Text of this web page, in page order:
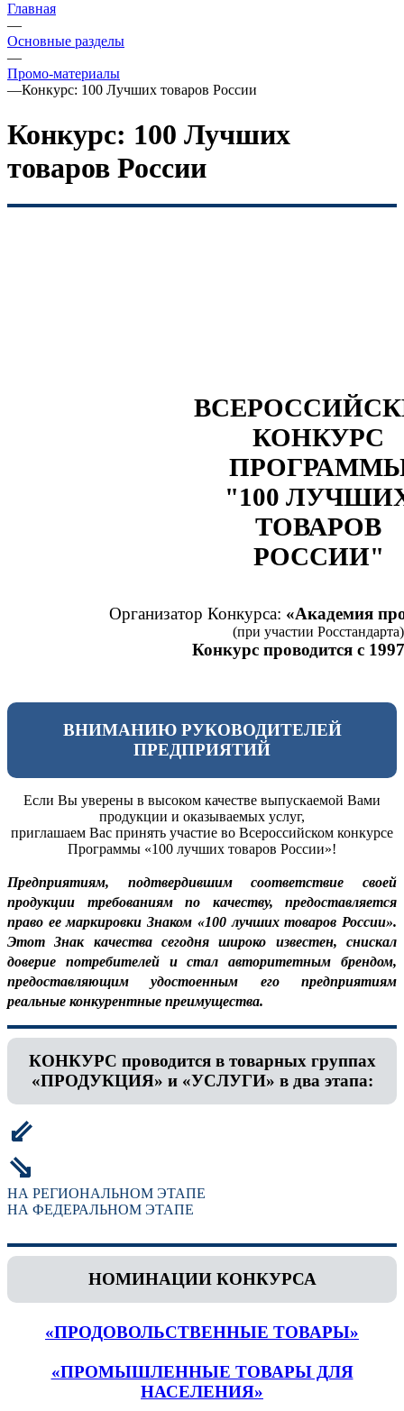
Главная
—
Основные разделы
—
Промо-материалы
—Конкурс: 100 Лучших товаров России
Конкурс: 100 Лучших
товаров России
КОНКУРС
"100
ТОВАРОВ
РОССИИ"
Организатор Конкурса: «Академия
(при участии Росстандарта)
Конкурс проводится с
ВНИМАНИЮ РУКОВОДИТЕЛЕЙ
ПРЕДПРИЯТИЙ
Если Вы уверены в высоком качестве выпускаемой Вами
продукции и оказываемых услуг,
приглашаем Вас принять участие во Всероссийском конкурсе
Программы «100 лучших товаров России»!
Предприятиям, подтвердившим соответствие своей
продукции требованиям по качеству, предоставляется
право ее маркировки Знаком «100 лучших товаров России».
Этот Знак качества сегодня широко известен, снискал
доверие потребителей и стал авторитетным брендом,
предоставляющим удостоенным его предприятиям
реальные конкурентные преимущества.
КОНКУРС проводится в товарных группах
«ПРОДУКЦИЯ» и «УСЛУГИ» в два этапа:
⇙
⇘
НА РЕГИОНАЛЬНОМ ЭТАПЕ
НА ФЕДЕРАЛЬНОМ ЭТАПЕ
НОМИНАЦИИ КОНКУРСА
«ПРОДОВОЛЬСТВЕННЫЕ ТОВАРЫ»
«ПРОМЫШЛЕННЫЕ ТОВАРЫ ДЛЯ
НАСЕЛЕНИЯ»